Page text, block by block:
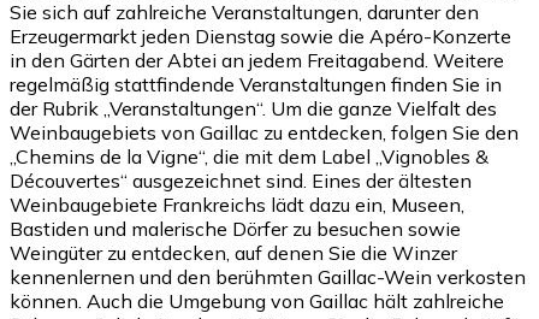
Sie sich auf zahlreiche Veranstaltungen, darunter den
Erzeugermarkt jeden Dienstag sowie die Apéro-Konzerte
in den Gärten der Abtei an jedem Freitagabend. Weitere
regelmäßig stattfindende Veranstaltungen finden Sie in
der Rubrik „Veranstaltungen“. Um die ganze Vielfalt des
Weinbaugebiets von Gaillac zu entdecken, folgen Sie den
„Chemins de la Vigne“, die mit dem Label „Vignobles &
Découvertes“ ausgezeichnet sind. Eines der ältesten
Weinbaugebiete Frankreichs lädt dazu ein, Museen,
Bastiden und malerische Dörfer zu besuchen sowie
Weingüter zu entdecken, auf denen Sie die Winzer
kennenlernen und den berühmten Gaillac-Wein verkosten
können. Auch die Umgebung von Gaillac hält zahlreiche